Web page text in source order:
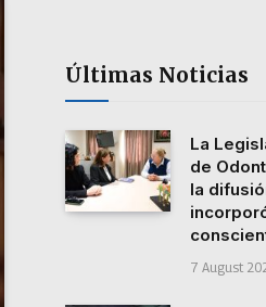
Últimas Noticias
La
de
la
7 August